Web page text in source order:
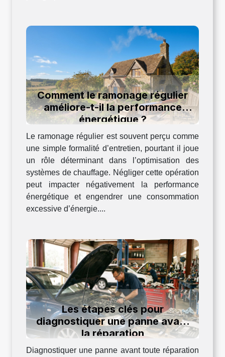
Comment le ramonage régulier
améliore-t-il la performance
énergétique ?
Le ramonage régulier est souvent perçu comme
une simple formalité d’entretien, pourtant il joue
un rôle déterminant dans l’optimisation des
systèmes de chauffage. Négliger cette opération
peut impacter négativement la performance
énergétique et engendrer une consommation
excessive d’énergie....
Les étapes clés pour
diagnostiquer une panne avant
la réparation
Diagnostiquer une panne avant toute réparation